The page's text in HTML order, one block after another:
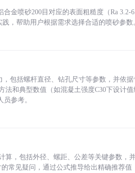
金喷砂200目对应的表面粗糙度（Ra 3.2-
，帮助用户根据需求选择合适的喷砂参数
包括螺杆直径、钻孔尺寸等参数，并依
法和典型数值（如混凝土强度C30下设计
参考。
算，包括外径、螺距、公差等关键参数，
的常见疑问，通过公式推导给出精确推荐